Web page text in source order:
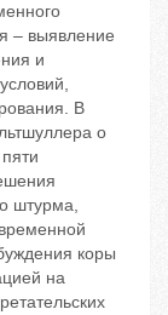
– выявление
и
В
о
штурма,
коры
на